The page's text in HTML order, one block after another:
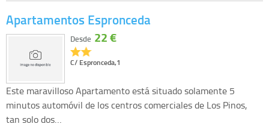
Apartamentos Espronceda
C/ Espronceda,1
Desde 22 €
Este maravilloso Apartamento está situado solamente 5
minutos automóvil de los centros comerciales de Los Pinos,
tan solo dos…